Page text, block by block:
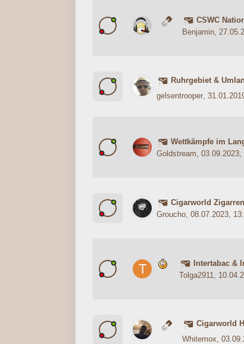
CSWC
Benjamin,
0 Bewertung(en) - 0 1
Ruhrgebiet &
gelsentrooper ,
1
Wettkämpfe im
Goldstream, 03.09.2023,
0 Bewertung(en) - 0 1
Cigarworld
Groucho, 08.07.2023,
0 Bewertung(en) - 0 1
Intertabac &
Tolga2911,
0 Bewertung(en) - 0 1
Cigarworld
Whitemox ,
0 Bewertung(en) - 0